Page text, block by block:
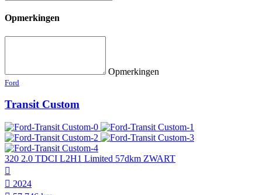
Opmerkingen
Opmerkingen
Ford
Transit Custom
320 2.0 TDCI L2H1 Limited 57dkm ZWART
2024